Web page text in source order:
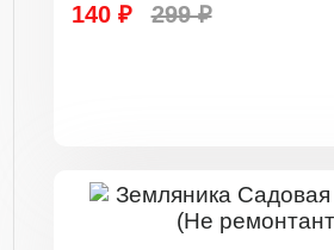
140 ₽ 299 ₽